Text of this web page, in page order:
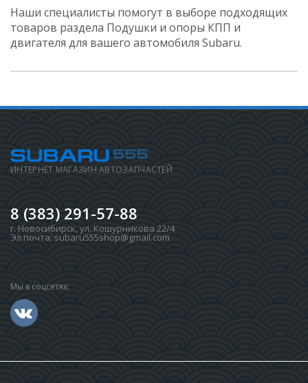
Наши специалисты помогут в выборе подходящих
товаров раздела Подушки и опоры КПП и
двигателя для вашего автомобиля Subaru.
ИНТЕРНЕТ МАГАЗИН АВТОЗАПЧАСТЕЙ
8 (383) 291-57-88
г. Новосибирск,ул. Кошурникова 22/4
Эл.почта: subaru555shop@gmail.com
Мы в соцсетях: